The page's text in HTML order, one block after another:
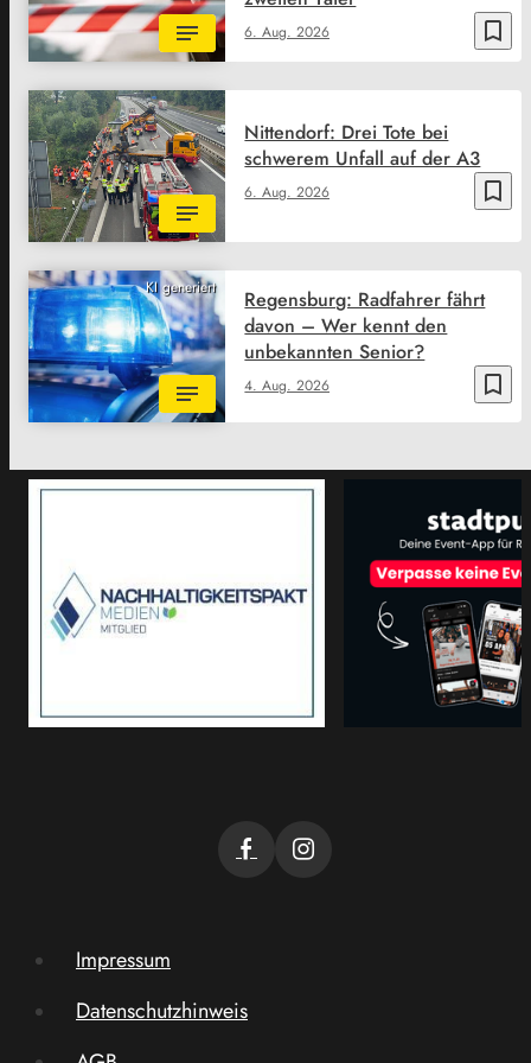
bookmark_border
6. Aug. 2026
bookmark_border
6. Aug. 2026
Nittendorf: Drei Tote bei
schwerem Unfall auf der A3
KI generiert
bookmark_border
4. Aug. 2026
Regensburg: Radfahrer fährt
davon – Wer kennt den
unbekannten Senior?
Impressum
Datenschutzhinweis